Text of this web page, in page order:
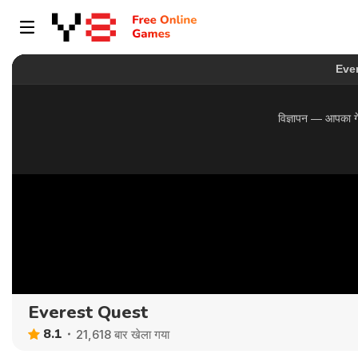
Everest Quest
8.1 21,618 बार खेला गया